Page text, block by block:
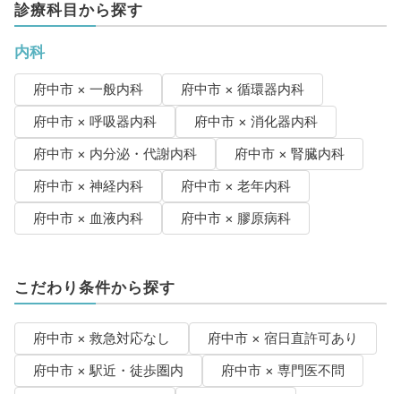
診療科目から探す
内科
府中市 × 一般内科
府中市 × 循環器内科
府中市 × 呼吸器内科
府中市 × 消化器内科
府中市 × 内分泌・代謝内科
府中市 × 腎臓内科
府中市 × 神経内科
府中市 × 老年内科
府中市 × 血液内科
府中市 × 膠原病科
こだわり条件から探す
府中市 × 救急対応なし
府中市 × 宿日直許可あり
府中市 × 駅近・徒歩圏内
府中市 × 専門医不問